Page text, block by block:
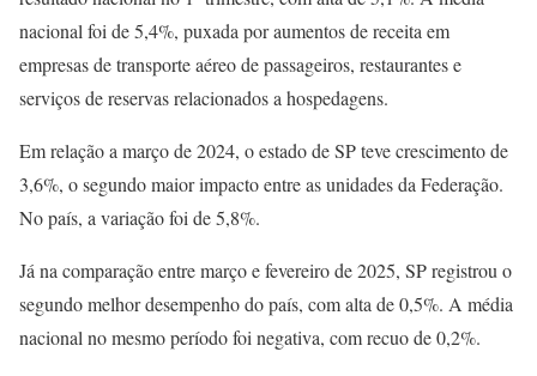
nacional foi de 5,4%, puxada por aumentos de receita em
empresas de transporte aéreo de passageiros, restaurantes e
serviços de reservas relacionados a hospedagens.
Em relação a março de 2024, o estado de SP teve crescimento de
3,6%, o segundo maior impacto entre as unidades da Federação.
No país, a variação foi de 5,8%.
Já na comparação entre março e fevereiro de 2025, SP registrou o
segundo melhor desempenho do país, com alta de 0,5%. A média
nacional no mesmo período foi negativa, com recuo de 0,2%.